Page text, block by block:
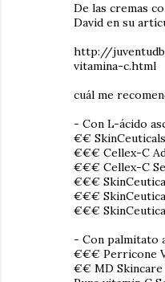
De las cremas
David en su
http://
vitamina-c.html
cuál me
- Con L-ácido
€€
€€€ Cellex-C
€€€ Cellex-C
€€€
€€€
€€€
- Con palmitato
€€€ Perricone
€€ MD